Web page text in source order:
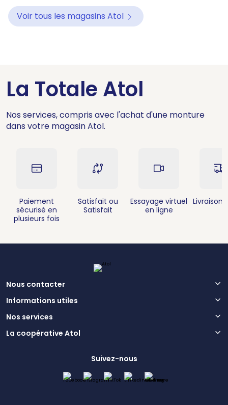
Voir tous les magasins Atol
La Totale Atol
Nos services, compris avec l'achat d'une monture
dans votre magasin Atol.
Paiement
sécurisé en
plusieurs fois
Satisfait ou
Satisfait
Essayage virtuel
en ligne
Livraison
Nous contacter
Informations utiles
Nos services
La coopérative Atol
Suivez-nous